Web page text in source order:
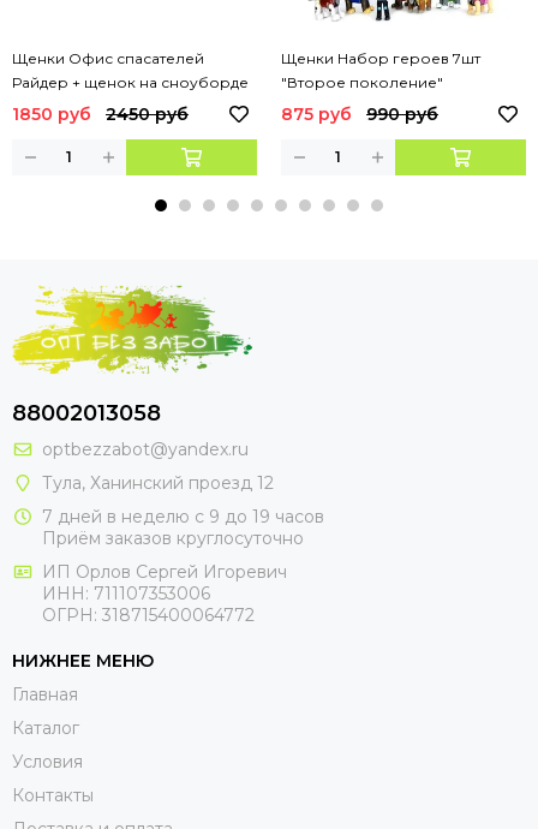
Щенки Офис спасателей
Райдер + щенок на сноуборде
1850 руб 2450 руб
Щенки Набор героев 7шт
"Второе поколение"
875 руб 990 руб
88002013058
optbezzabot@yandex.ru
Тула, Ханинский проезд 12
7 дней в неделю с 9 до 19 часов
Приём заказов круглосуточно
ИП Орлов Сергей Игоревич
ИНН: 711107353006
ОГРН: 318715400064772
НИЖНЕЕ МЕНЮ
Главная
Каталог
Условия
Контакты